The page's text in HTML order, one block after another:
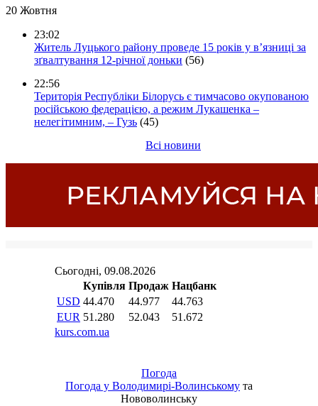
20 Жовтня
23:02
Житель Луцького району проведе 15 років у в’язниці за
зґвалтування 12-річної доньки (56)
22:56
Територія Республіки Білорусь є тимчасово окупованою
російською федерацією, а режим Лукашенка –
нелегітимним, – Гузь (45)
Всі новини
Погода
Погода у Володимирі-Волинському та
Нововолинську